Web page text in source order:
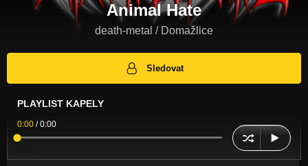
Animal Hate
death-metal / Domažlice
Sledovat
PLAYLIST KAPELY
0:00 /0:00